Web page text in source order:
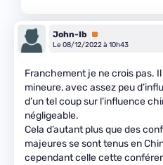
John-Ib
Premium
Le 08/12/2022 à 10h43
Franchement je ne crois pas. Il
mineure, avec assez peu
d’un tel coup sur l’influence
négligeable.
Cela d’autant plus que des
majeures se sont tenus en
cependant celle cette